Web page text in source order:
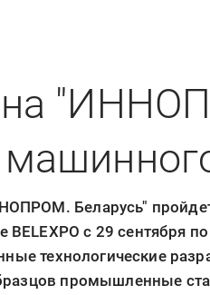
на
Беларусь"
с 29 сентября по
технологические
промышленные